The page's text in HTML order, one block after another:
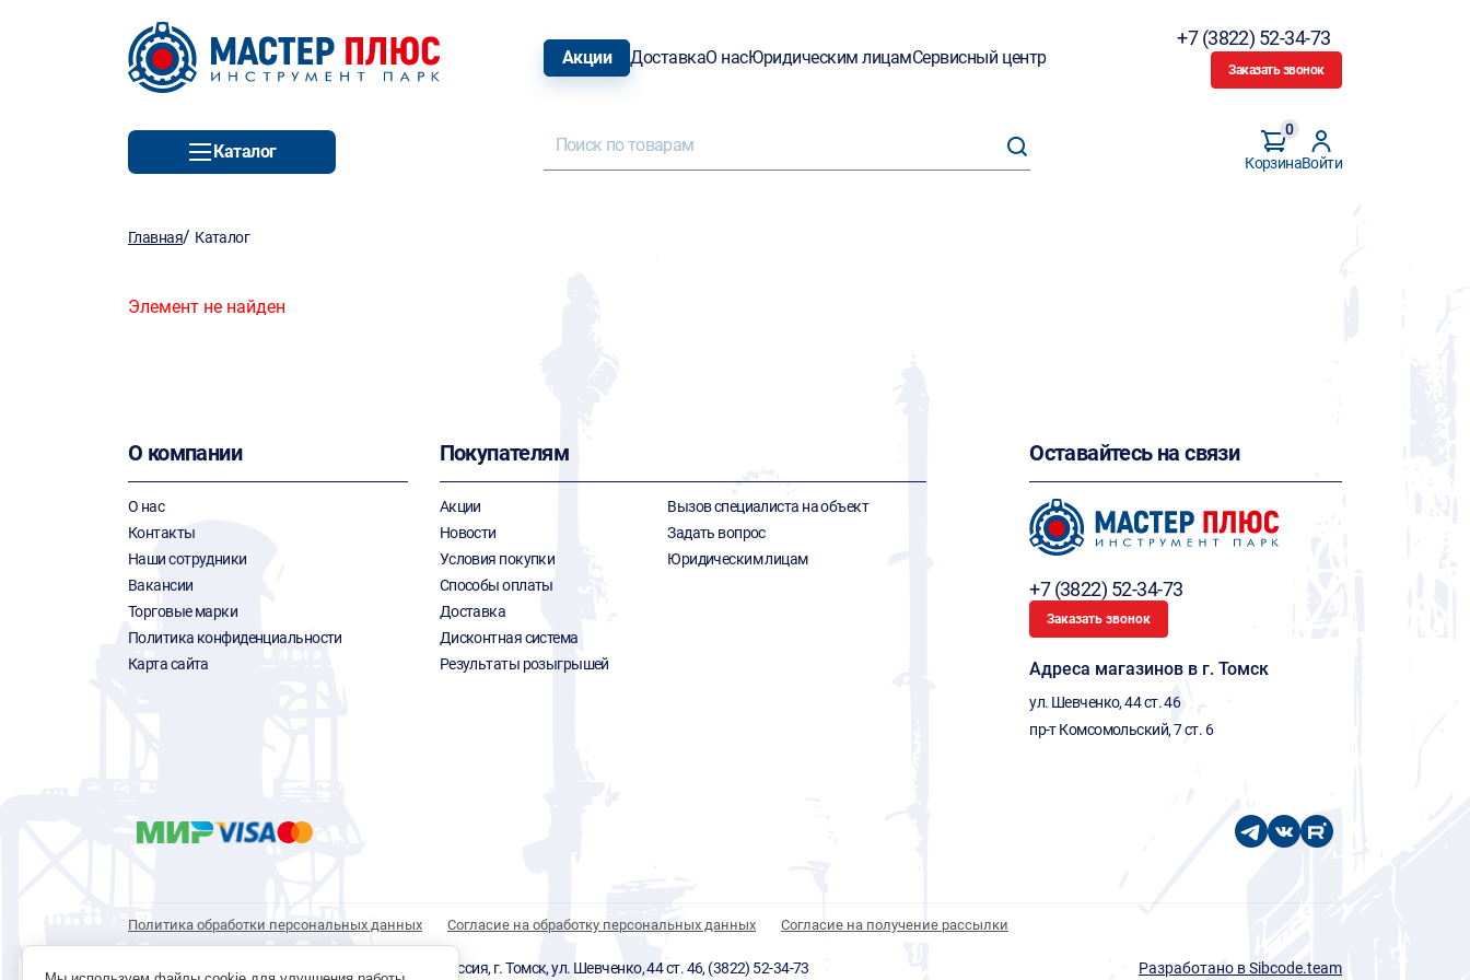
Акции ДоставкаО насЮридическим лицамСервисный центр
+7 (3822) 52-34-73
Заказать звонок
Каталог
Корзина
0
Войти
Главная/ Каталог
Элемент не найден
О компании
О нас
Контакты
Наши сотрудники
Вакансии
Торговые марки
Политика конфиденциальности
Карта сайта
Покупателям
Акции
Новости
Условия покупки
Способы оплаты
Доставка
Дисконтная система
Результаты розыгрышей
Вызов специалиста на объект
Задать вопрос
Юридическим лицам
Оставайтесь на связи
+7 (3822) 52-34-73
Заказать звонок
Адреса магазинов в г. Томск
ул. Шевченко, 44 ст. 46
пр-т Комсомольский, 7 ст. 6
Политика обработки персональных данных Согласие на обработку персональных данных Согласие на получение рассылки
© 1996 - 2026 инструмент парк «Мастер Плюс» Россия, г. Томск, ул. Шевченко, 44 ст. 46, (3822) 52-34-73 Разработано в Sibcode.team